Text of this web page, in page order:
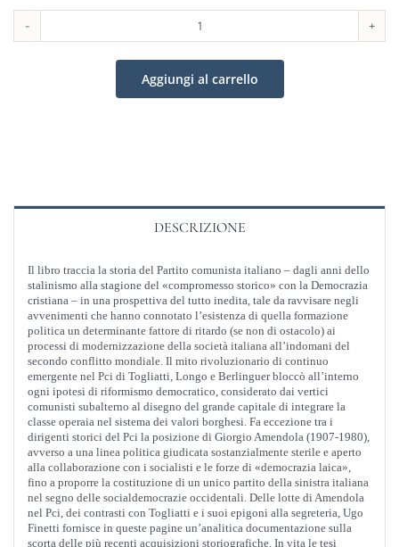
Togliatti
&
Amendola.
Pci
quantità
Aggiungi al carrello
DESCRIZIONE
Il libro traccia la storia del Partito comunista italiano – dagli anni dello
stalinismo alla stagione del «compromesso storico» con la Democrazia
cristiana – in una prospettiva del tutto inedita, tale da ravvisare negli
avvenimenti che hanno connotato l’esistenza di quella formazione
politica un determinante fattore di ritardo (se non di ostacolo) ai
processi di modernizzazione della società italiana all’indomani del
secondo conflitto mondiale. Il mito rivoluzionario di continuo
emergente nel Pci di Togliatti, Longo e Berlinguer bloccò all’interno
ogni ipotesi di riformismo democratico, considerato dai vertici
comunisti subalterno al disegno del grande capitale di integrare la
classe operaia nel sistema dei valori borghesi. Fa eccezione tra i
dirigenti storici del Pci la posizione di Giorgio Amendola (1907-1980),
avverso a una linea politica giudicata sostanzialmente sterile e aperto
alla collaborazione con i socialisti e le forze di «democrazia laica»,
fino a proporre la costituzione di un unico partito della sinistra italiana
nel segno delle socialdemocrazie occidentali. Delle lotte di Amendola
nel Pci, dei contrasti con Togliatti e i suoi epigoni alla segreteria, Ugo
Finetti fornisce in queste pagine un’analitica documentazione sulla
scorta delle più recenti acquisizioni storiografiche. In vita le tesi